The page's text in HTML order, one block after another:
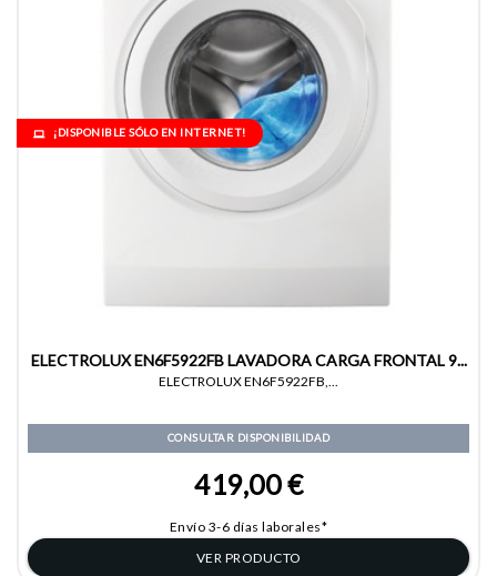
ELECTROLUX EN6F5922FB LAVADORA CARGA FRONTAL 9...
ELECTROLUX EN6F5922FB,...
CONSULTAR DISPONIBILIDAD
419,00 €
Envío 3-6 días laborales*
VER PRODUCTO
¡DISPONIBLE SÓLO EN INTERNET!